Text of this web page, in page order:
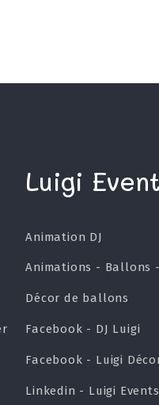
Luigi
Animation DJ
Animations - Ballons
Décor de ballons
Facebook - DJ Luigi
Facebook - Luigi
Linkedin - Luigi Events